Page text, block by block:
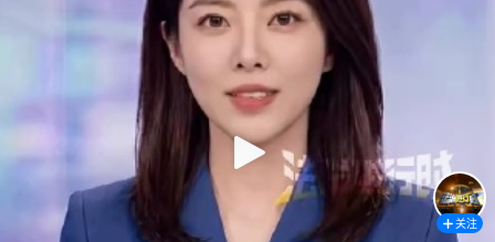
关注